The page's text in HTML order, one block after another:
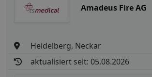
Amadeus Fire AG
Heidelberg, Neckar
aktualisiert seit: 05.08.2026